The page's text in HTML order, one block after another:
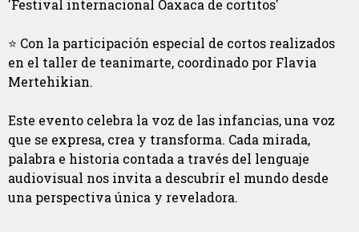
'Festival internacional Oaxaca de cortitos'
⭐ Con la participación especial de cortos realizados
en el taller de teanimarte, coordinado por Flavia
Mertehikian.
Este evento celebra la voz de las infancias, una voz
que se expresa, crea y transforma. Cada mirada,
palabra e historia contada a través del lenguaje
audiovisual nos invita a descubrir el mundo desde
una perspectiva única y reveladora.